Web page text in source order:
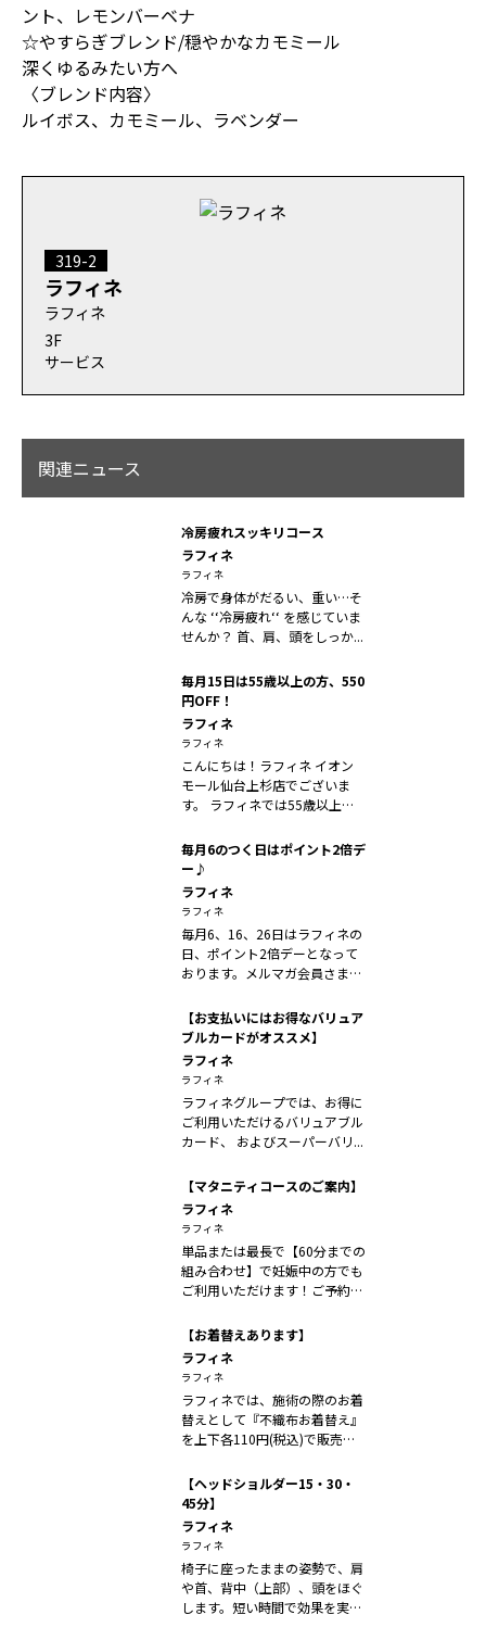
ント、レモンバーベナ
☆やすらぎブレンド/穏やかなカモミール
深くゆるみたい方へ
〈ブレンド内容〉
ルイボス、カモミール、ラベンダー
319-2
ラフィネ
ラフィネ
3F
サービス
関連ニュース
冷房疲れスッキリコース
ラフィネ
ラフィネ
冷房で身体がだるい、重い…そ
んな ‘‘冷房疲れ‘‘ を感じていま
せんか？ 首、肩、頭をしっか...
毎月15日は55歳以上の方、550
円OFF！
ラフィネ
ラフィネ
こんにちは！ラフィネ イオン
モール仙台上杉店でございま
す。 ラフィネでは55歳以上の
毎月6のつく日はポイント2倍デ
ー♪
ラフィネ
ラフィネ
毎月6、16、26日はラフィネの
日、ポイント2倍デーとなって
おります。メルマガ会員さまは
【お支払いにはお得なバリュア
ブルカードがオススメ】
ラフィネ
ラフィネ
ラフィネグループでは、お得に
ご利用いただけるバリュアブル
カード、 およびスーパーバリ...
【マタニティコースのご案内】
ラフィネ
ラフィネ
単品または最長で【60分までの
組み合わせ】で妊娠中の方でも
ご利用いただけます！ご予約時
【お着替えあります】
ラフィネ
ラフィネ
ラフィネでは、施術の際のお着
替えとして『不織布お着替え』
を上下各110円(税込)で販売し
【ヘッドショルダー15・30・
45分】
ラフィネ
ラフィネ
椅子に座ったままの姿勢で、肩
や首、背中（上部）、頭をほぐ
します。短い時間で効果を実感